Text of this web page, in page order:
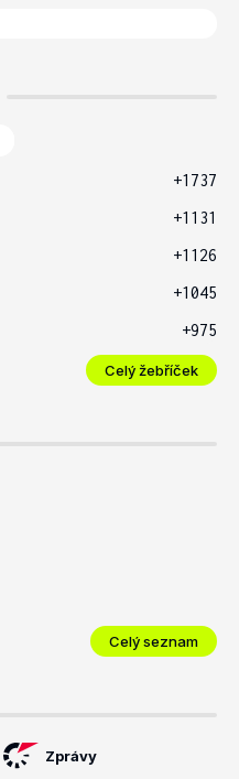
+1737
+1131
+1126
+1045
+975
Celý žebříček
Celý seznam
Zprávy